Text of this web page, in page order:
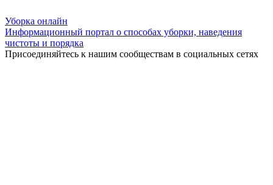
Уборка онлайн
Информационный портал о способах уборки, наведения
чистоты и порядка
Присоединяйтесь к нашим сообществам в социальных сетях